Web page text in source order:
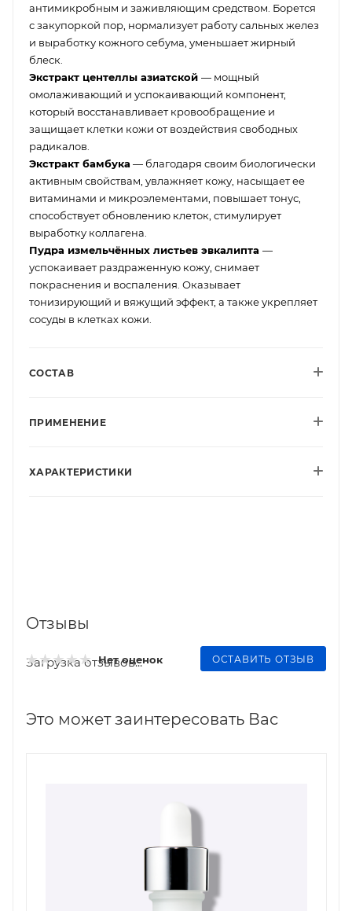
антимикробным и заживляющим средством. Борется
с закупоркой пор, нормализует работу сальных желез
и выработку кожного себума, уменьшает жирный
блеск.
Экстракт центеллы азиатской — мощный
омолаживающий и успокаивающий компонент,
который восстанавливает кровообращение и
защищает клетки кожи от воздействия свободных
радикалов.
Экстракт бамбука — благодаря своим биологически
активным свойствам, увлажняет кожу, насыщает ее
витаминами и микроэлементами, повышает тонус,
способствует обновлению клеток, стимулирует
выработку коллагена.
Пудра измельчённых листьев эвкалипта —
успокаивает раздраженную кожу, снимает
покраснения и воспаления. Оказывает
тонизирующий и вяжущий эффект, а также укрепляет
сосуды в клетках кожи.
СОСТАВ
ПРИМЕНЕНИЕ
ХАРАКТЕРИСТИКИ
Отзывы
Нет оценок ОСТАВИТЬ ОТЗЫВ
Загрузка отзывов...
Это может заинтересовать Вас